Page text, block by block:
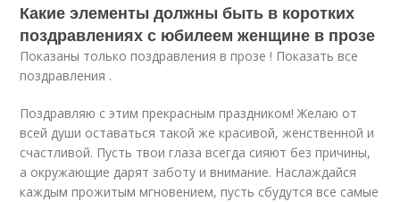
Какие элементы должны быть в коротких
поздравлениях с юбилеем женщине в прозе
Показаны только поздравления в прозе ! Показать все
поздравления .
Поздравляю с этим прекрасным праздником! Желаю от
всей души оставаться такой же красивой, женственной и
счастливой. Пусть твои глаза всегда сияют без причины,
а окружающие дарят заботу и внимание. Наслаждайся
каждым прожитым мгновением, пусть сбудутся все самые